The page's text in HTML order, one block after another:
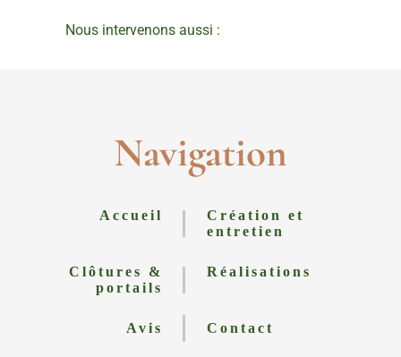
Nous intervenons aussi :
Navigation
Accueil
Création et
entretien
Clôtures &
portails
Réalisations
Avis Contact